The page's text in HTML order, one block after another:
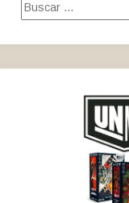
Buscar: